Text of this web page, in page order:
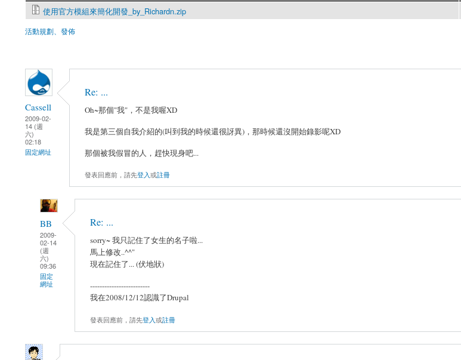
使用官方模組來簡化開發_by_Richardn.zip
活動規劃、發佈
Cassell
2009-02-
14 (週
六)
02:18
固定網址
Re: ...
Oh~那個"我"，不是我喔XD
我是第三個自我介紹的(叫到我的時候還很訝異)，那時候還沒開始錄影呢XD
那個被我假冒的人，趕快現身吧...
發表回應前，請先登入或註冊
BB
2009-
02-14
(週
六)
09:36
固定
網址
Re: ...
sorry~ 我只記住了女生的名子啦...
馬上修改..^^"
現在記住了... (伏地狀)
-------------------------
我在2008/12/12認識了Drupal
發表回應前，請先登入或註冊